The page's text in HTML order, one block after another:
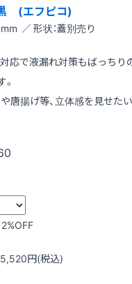
(エフピコ)
／ 形状：蓋別売り
応で液漏れ対策もばっちり
唐揚げ等、立体感を見せた
%OFF
円(税込)